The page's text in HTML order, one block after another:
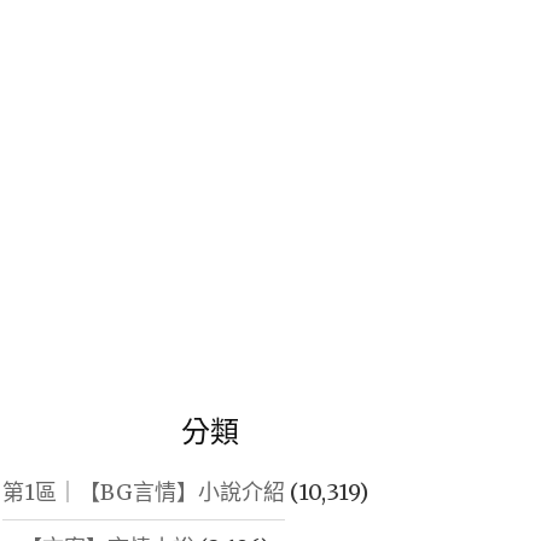
分類
第1區｜【BG言情】小說介紹 (10,319)